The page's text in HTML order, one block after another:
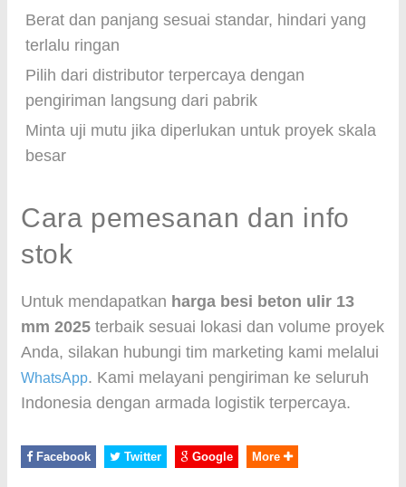
Berat dan panjang sesuai standar, hindari yang
terlalu ringan
Pilih dari distributor terpercaya dengan
pengiriman langsung dari pabrik
Minta uji mutu jika diperlukan untuk proyek skala
besar
Cara pemesanan dan info
stok
Untuk mendapatkan harga besi beton ulir 13
mm 2025 terbaik sesuai lokasi dan volume proyek
Anda, silakan hubungi tim marketing kami melalui
WhatsApp. Kami melayani pengiriman ke seluruh
Indonesia dengan armada logistik terpercaya.
Facebook Twitter Google More